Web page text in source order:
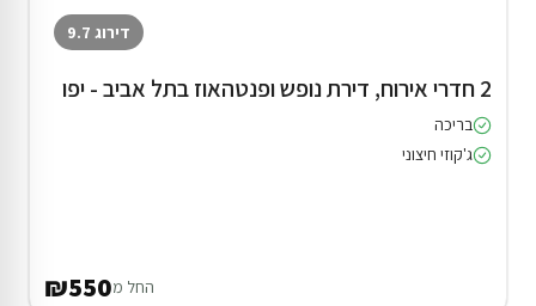
דירוג 9.7
2 חדרי אירוח, דירת נופש ופנטהאוז בתל אביב - יפו
בריכה
ג'קוזי חיצוני
החל מ₪550